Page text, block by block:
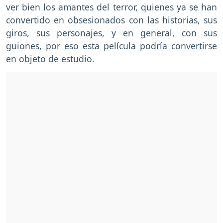
ver bien los amantes del terror, quienes ya se han
convertido en obsesionados con las historias, sus
giros, sus personajes, y en general, con sus
guiones, por eso esta película podría convertirse
en objeto de estudio.